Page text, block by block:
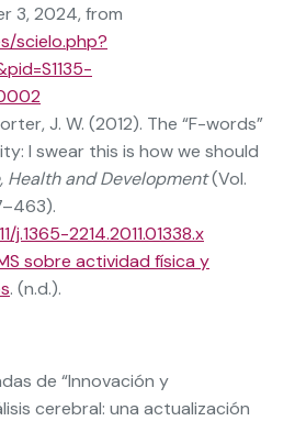
3, 2024, from
scielo.php?
J. W. (2012). The “F-words”
I swear this is how we should
Health and Development(Vol.
j.1365-2214.2011.01338.x
sobre actividad física y
. (n.d.).
de “Innovación y
cerebral: una actualización